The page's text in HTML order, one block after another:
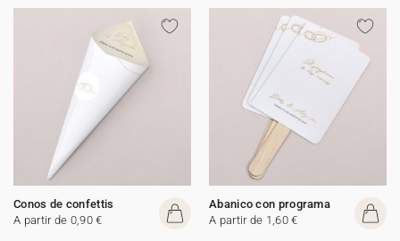
Conos de confettis
A partir de 0,90 €
Abanico con programa
A partir de 1,60 €